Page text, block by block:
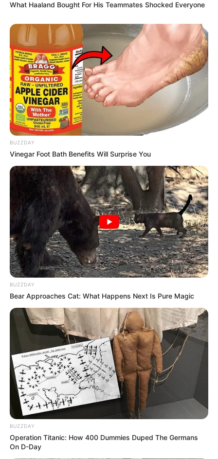
What Haaland Bought For His Teammates Shocked Everyone
BUZZDAY
Vinegar Foot Bath Benefits Will Surprise You
BUZZDAY
Bear Approaches Cat: What Happens Next Is Pure Magic
BUZZDAY
Operation Titanic: How 400 Dummies Duped The Germans
On D-Day